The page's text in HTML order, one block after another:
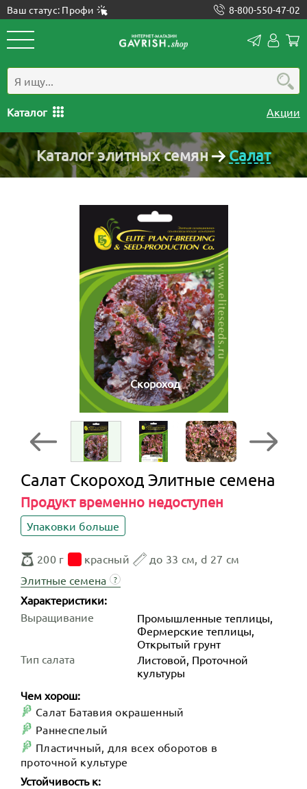
Ваш статус: Профи 8-800-550-47-02
Каталог Акции
Каталог элитных семян Салат
Скороход
Салат Скороход Элитные семена
Продукт временно недоступен
Упаковки больше
200 г красный
до 33 см, d 27 см
Элитные семена
?
Характеристики:
Выращивание
Промышленные теплицы,
Фермерские теплицы,
Открытый грунт
Тип салата
Листовой, Проточной
культуры
Чем хорош:
Салат Батавия окрашенный
Раннеспелый
Пластичный, для всех оборотов в
проточной культуре
Устойчивость к: